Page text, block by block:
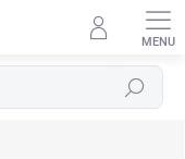
Hľadať